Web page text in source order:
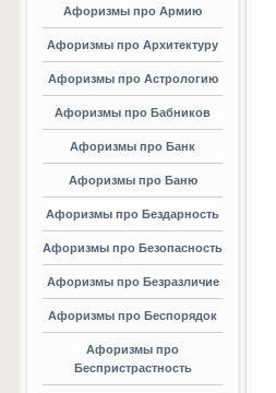
Афоризмы про Армию
Афоризмы про Архитектуру
Афоризмы про Астрологию
Афоризмы про Бабников
Афоризмы про Банк
Афоризмы про Баню
Афоризмы про Бездарность
Афоризмы про Безопасность
Афоризмы про Безразличие
Афоризмы про Беспорядок
Афоризмы про
Беспристрастность